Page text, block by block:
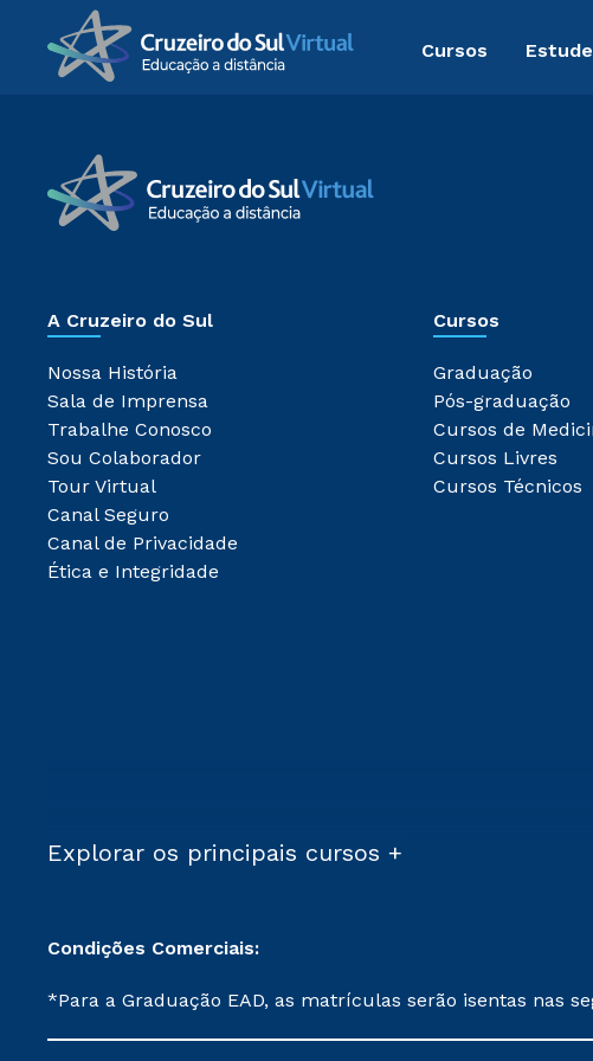
Cursos
A Cruzeiro do Sul
Nossa História
Sala de Imprensa
Trabalhe Conosco
Sou Colaborador
Tour Virtual
Canal Seguro
Canal de Privacidade
Ética e Integridade
Cursos
Graduação
Pós-graduação
Cursos de
Cursos Livres
Cursos Técnicos
Explorar os principais cursos +
Condições Comerciais:
*Para a Graduação EAD, as matrículas serão isentas nas